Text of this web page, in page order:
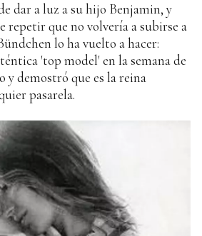
dar a luz a su hijo Benjamin, y
repetir que no volvería a subirse a
lo ha vuelto a hacer:
'top model' en la semana de
y demostró que es la reina
pasarela.